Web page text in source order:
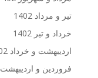
تیر و مرداد 1402
خرداد و تیر 1402
اردیبهشت و خرداد 1402
فروردین و اردیبهشت 1402